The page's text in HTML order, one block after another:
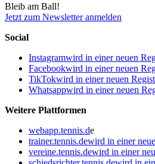
Bleib am Ball!
Jetzt zum Newsletter anmelden
Social
Instagramwird in einer neuen
Facebookwird in einer neuen
TikTokwird in einer neuen
Whatsappwird in einer neuen
Weitere Plattformen
webapp.tennis.de
trainer.tennis.dewird in einer
vereine.tennis.dewird in einer